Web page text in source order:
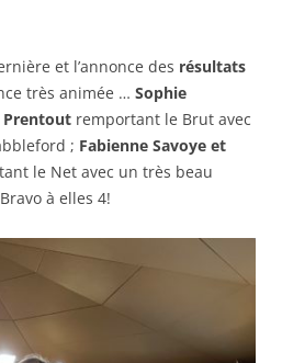
et l’annonce des résultats
très animée … Sophie
Prentout remportant le Brut avec
; Fabienne Savoye et
le Net avec un très beau
à elles 4!